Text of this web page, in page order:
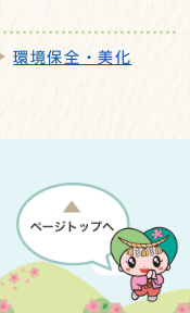
環境保全・美化